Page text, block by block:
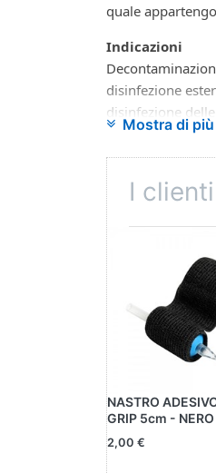
quale
Indicazioni
disinfezione
disinfezione
particolare
(carrelli,
Il prodotto può
evitare la
Istruzioni per
Nebulizzare la
Non occorre
DISPOSITIVO
Mostra di più
I
NASTRO
GRIP 5cm - NERO
2,00 €